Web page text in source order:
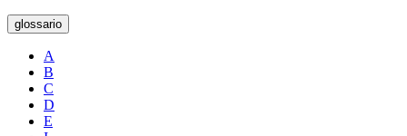
glossario
A
B
C
D
E